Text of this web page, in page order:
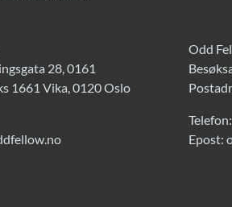
28, 0161
1661 Vika, 0120 Oslo
Odd
Telefon:
Epost: